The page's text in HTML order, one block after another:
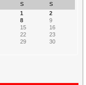
S
S
1
2
8
9
15
16
22
23
29
30